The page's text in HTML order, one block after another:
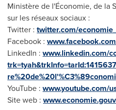
Ministère de l'Économie, de la
sur les réseaux sociaux :
Twitter : twitter.com/
Facebook :
LinkedIn : www.linkedin.com/
YouTube : www.youtube.com/
Site web :